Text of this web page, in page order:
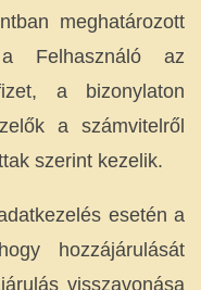
meghatározott
a Felhasználó az
a bizonylaton
a számvitelről
szerint kezelik.
esetén a
hozzájárulását
visszavonása